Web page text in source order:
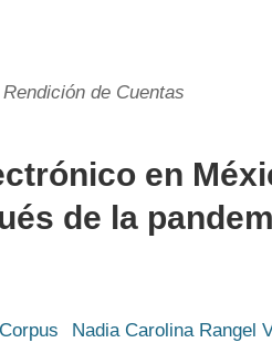
de Cuentas
en
de la
Nadia Carolina Rangel